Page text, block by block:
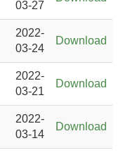
03-27
2022-
03-24
Download
2022-
03-21
Download
2022-
03-14
Download